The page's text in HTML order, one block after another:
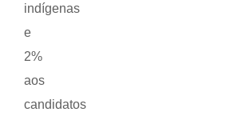
indígenas
e
2%
aos
candidatos